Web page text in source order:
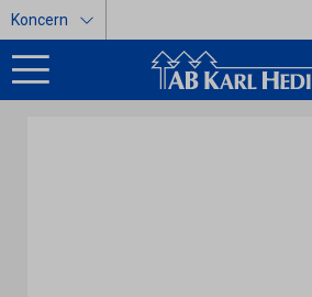
Koncern